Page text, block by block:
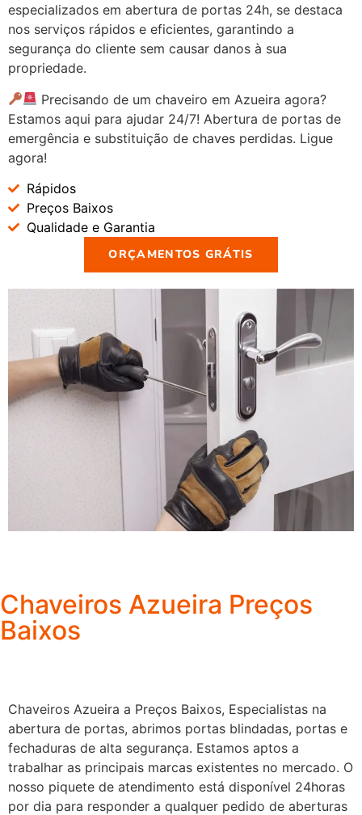
especializados em abertura de portas 24h, se destaca
nos serviços rápidos e eficientes, garantindo a
segurança do cliente sem causar danos à sua
propriedade.
Precisando de um chaveiro em Azueira agora?
Estamos aqui para ajudar 24/7! Abertura de portas de
emergência e substituição de chaves perdidas. Ligue
agora!
Rápidos
Preços Baixos
Qualidade e Garantia
ORÇAMENTOS GRÁTIS
Chaveiros Azueira Preços
Baixos
Chaveiros Azueira a Preços Baixos, Especialistas na
abertura de portas, abrimos portas blindadas, portas e
fechaduras de alta segurança. Estamos aptos a
trabalhar as principais marcas existentes no mercado. O
nosso piquete de atendimento está disponível 24horas
por dia para responder a qualquer pedido de aberturas